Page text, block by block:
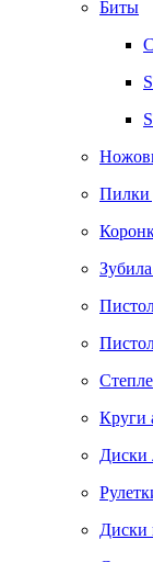
Биты
Пилки
Круги
Диски
Диски